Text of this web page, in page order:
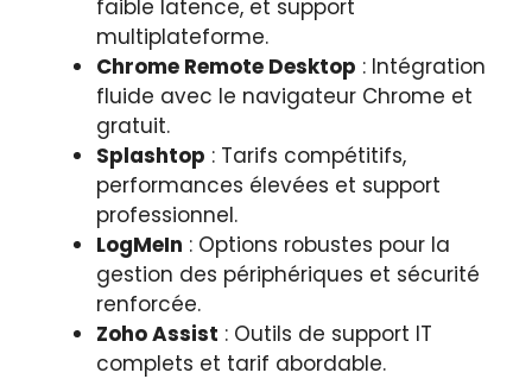
faible latence, et support
multiplateforme.
Chrome Remote Desktop : Intégration
fluide avec le navigateur Chrome et
gratuit.
Splashtop : Tarifs compétitifs,
performances élevées et support
professionnel.
LogMeIn : Options robustes pour la
gestion des périphériques et sécurité
renforcée.
Zoho Assist : Outils de support IT
complets et tarif abordable.